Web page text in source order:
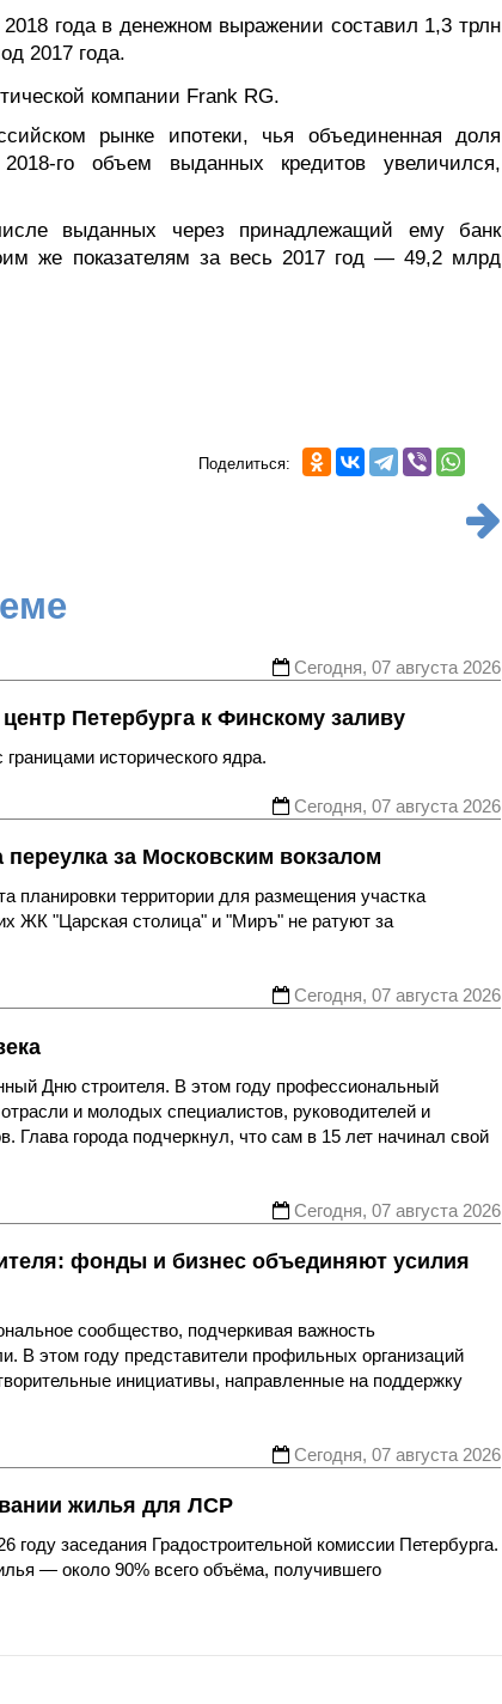
года в денежном выражении составил 1,3 трлн
2017 года.
компании Frank RG.
рынке ипотеки, чья объединенная доля
го объем выданных кредитов увеличился,
выданных через принадлежащий ему банк
же показателям за весь 2017 год — 49,2 млрд
Поделиться:
Сегодня, 07 августа 2026
Петербурга к Финскому заливу
исторического ядра.
Сегодня, 07 августа 2026
за Московским вокзалом
планировки территории для размещения участка
ЖК "Царская столица" и "Миръ" не ратуют за
Сегодня, 07 августа 2026
Дню строителя. В этом году профессиональный
и молодых специалистов, руководителей и
Глава города подчеркнул, что сам в 15 лет начинал свой
Сегодня, 07 августа 2026
фонды и бизнес объединяют усилия
сообщество, подчеркивая важность
В этом году представители профильных организаций
инициативы, направленные на поддержку
Сегодня, 07 августа 2026
жилья для ЛСР
заседания Градостроительной комиссии Петербурга.
— около 90% всего объёма, получившего